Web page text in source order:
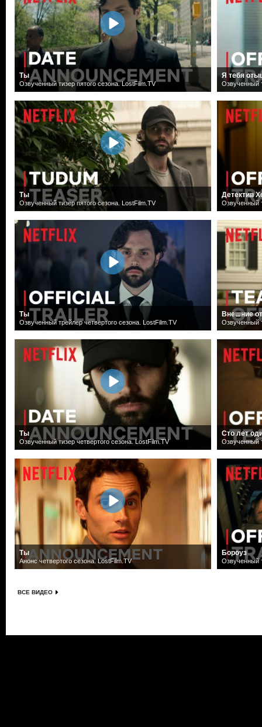
Ты
Озвученный тизер пятого сезона. LostFilm.TV
Ты
Озвученный тизер пятого сезона. LostFilm.TV
Ты
Озвученный трейлер четвертого сезона. LostFilm.TV
Ты
Озвученный тизер четвертого сезона. LostFilm.TV
Ты
Анонс четвертого сезона. LostFilm.TV
Я тебя
Озвученный
Детектив
Озвученный
Внешние
Озвученный
Сто лет
Озвученный
Бороуз
Озвученный
ВСЕ ВИДЕО